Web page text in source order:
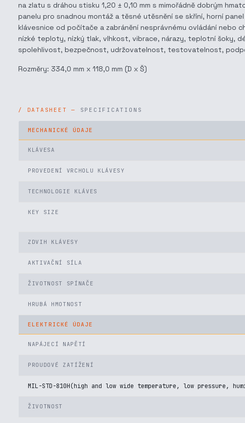
na zlatu s dráhou stisku 1,20 ± 0,10 mm s mimořádně dobrým
panelu pro snadnou montáž a těsné utěsnění se skříní, horní
klávesnice od počítače a zabránění nesprávnému ovládání nebo
nízké teploty, nízký tlak, vlhkost, vibrace, nárazy, teplotní šoky,
spolehlivost, bezpečnost, udržovatelnost, testovatelnost,
Rozměry: 334,0 mm x 118,0 mm (D x Š)
SPECIFICATIONS
MECHANICKÉ ÚDAJE
KLÁVESA
PROVEDENÍ VRCHOLU KLÁVESY
TECHNOLOGIE KLÁVES
KEY SIZE
ZDVIH KLÁVESY
AKTIVAČNÍ SÍLA
ŽIVOTNOST SPÍNAČE
HRUBÁ HMOTNOST
ELEKTRICKÉ ÚDAJE
NAPÁJECÍ NAPĚTÍ
PROUDOVÉ ZATÍŽENÍ
MIL-STD-810H(high and low wide temperature, low
ŽIVOTNOST